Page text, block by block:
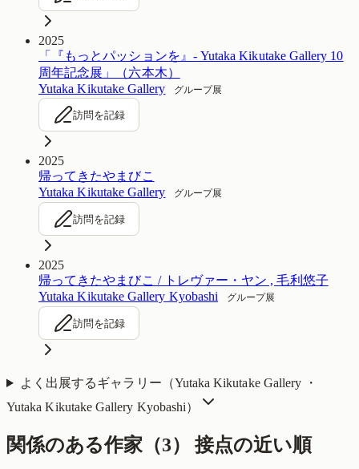
2025
「『もっとパッションを』- Yutaka Kikutake Gallery 10
周年記念展」（六本木）
Yutaka Kikutake Gallery
グループ展
訪問を記録
2025
帰ってきたやまびこ
Yutaka Kikutake Gallery
グループ展
訪問を記録
2025
帰ってきたやまびこ / トレヴァー・ヤン , 毛利悠子
Yutaka Kikutake Gallery Kyobashi
グループ展
訪問を記録
よく出展するギャラリー（Yutaka Kikutake Gallery ・
Yutaka Kikutake Gallery Kyobashi）
関係のある作家（3） 接点の近い順